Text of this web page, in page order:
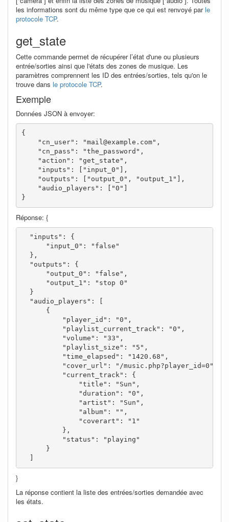
les informations sont du même type que ce qui est renvoyé parle
protocole TCP.
get_state
Cette commande permet de récupérer l’état d'une ou plusieurs
entrée/sorties ainsi que l'états des zones de musique. Les
paramètres comprennent les ID des entrées/sorties, tels qu'on le
trouve dans le protocole TCP.
Exemple
Données JSON à envoyer:
{
    "cn_user": "mail@example.com",
    "cn_pass": "the_password",
    "action": "get_state",
    "inputs": ["input_0"],
    "outputs": ["output_0", "output_1"],
    "audio_players": ["0"]
}
Réponse: {
  "inputs": {
      "input_0": "false"
  },
  "outputs": {
      "output_0": "false",
      "output_1": "stop 0"
  }
  "audio_players": [
      {
          "player_id": "0",
          "playlist_current_track": "0",
          "volume": "33",
          "playlist_size": "5",
          "time_elapsed": "1420.68",
          "cover_url": "/music.php?player_id=0",
          "current_track": {
              "title": "Sun",
              "duration": "0",
              "artist": "Sun",
              "album": "",
              "coverart": "1"
          },
          "status": "playing"
      }
}
La réponse contient la liste des entrées/sorties demandée avec
les états.